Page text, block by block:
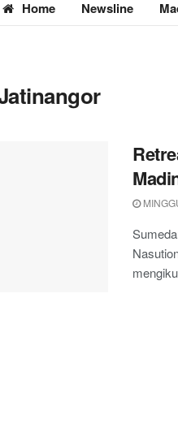
Home Newsline